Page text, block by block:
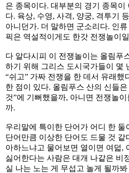
은 종목이다. 대부분의 경기 종목이
다. 육상, 수영, 사격, 양궁, 격투기
아니던가. 더 말하면 군소리다. 인
픽은 역설적이게도 한갓 전쟁놀이
다 알다시피 이 전쟁놀이는 올림푸
하기 위해 그리스 도시국가들이 몇
“쉬고” 가짜 전쟁을 한 데서 유래했
한 점이 있다. 올림푸스 산의 신들
것”에 기뻐했을까, 아니면 전쟁놀
까.
우리말에 특이한 단어가 어디 한 둘
단어만큼 이상한 단어도 드물 것 같
아하느냐고 물어보면 열이면 여덟,
싫어한다는 사람은 대개 나같은 비
실 나는 노는 게 무섭고 놀게 될까